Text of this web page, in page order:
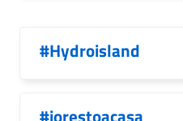
#Hydroisland